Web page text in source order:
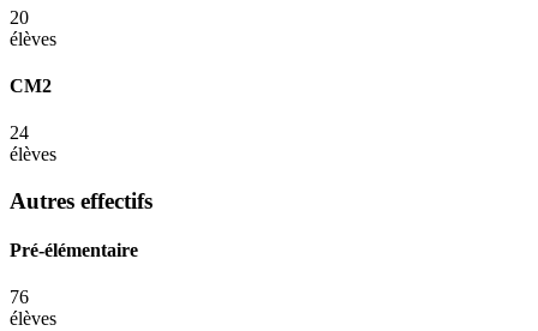
20
élèves
CM2
24
élèves
Autres effectifs
Pré-élémentaire
76
élèves